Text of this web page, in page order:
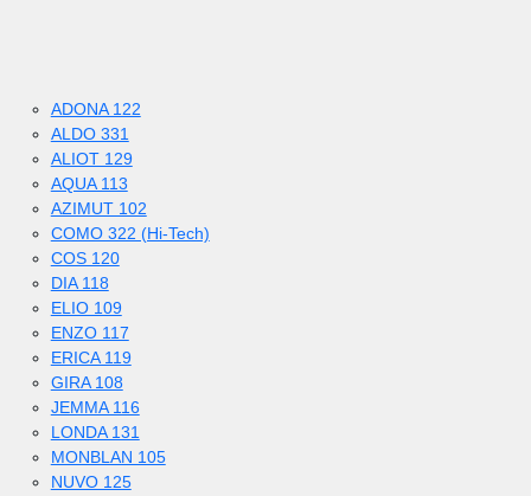
ADONA 122
ALDO 331
ALIOT 129
AQUA 113
AZIMUT 102
COMO 322 (Hi-Tech)
COS 120
DIA 118
ELIO 109
ENZO 117
ERICA 119
GIRA 108
JEMMA 116
LONDA 131
MONBLAN 105
NUVO 125